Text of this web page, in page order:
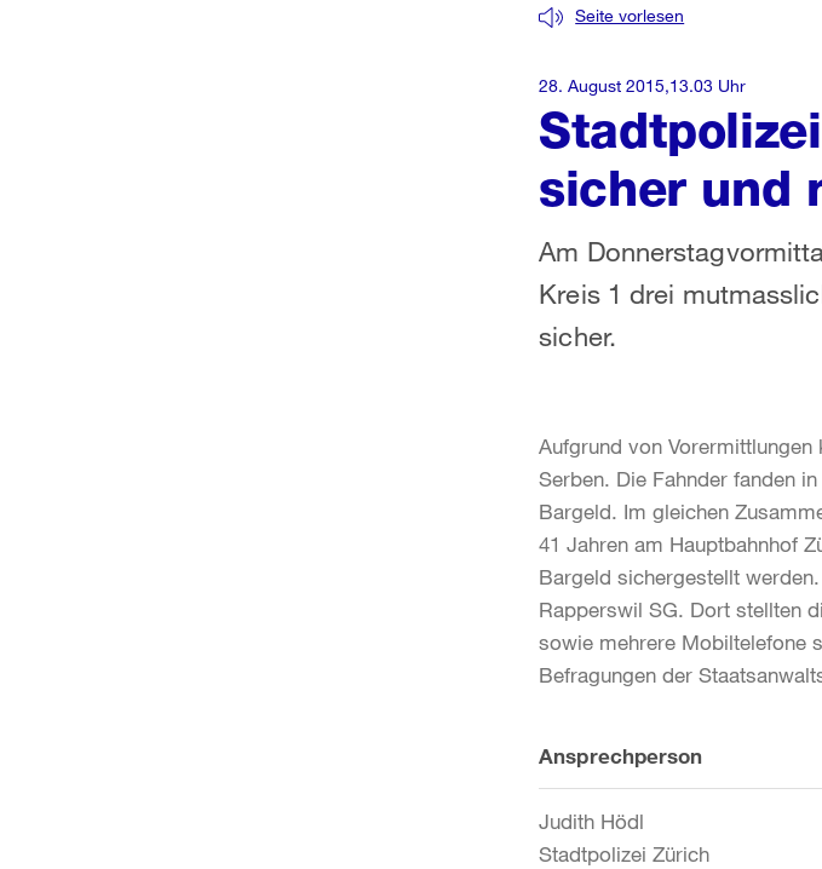
sicher und
Seite vorlesen
Am
Kreis 1 drei
sicher.
28. August 2015,13.03 Uhr
Aufgrund von
Serben. Die Fahnder fanden
Bargeld. Im gleichen
41 Jahren am Hauptbahnhof
Bargeld sichergestellt
Rapperswil SG. Dort stellten
sowie mehrere Mobiltelefone
Befragungen der
Weitere
Informationen
Ansprechperson
Judith Hödl
Stadtpolizei Zürich